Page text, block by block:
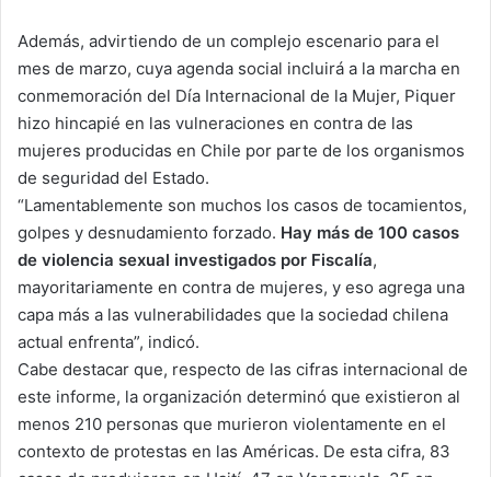
Además, advirtiendo de un complejo escenario para el
mes de marzo, cuya agenda social incluirá a la marcha en
conmemoración del Día Internacional de la Mujer, Piquer
hizo hincapié en las vulneraciones en contra de las
mujeres producidas en Chile por parte de los organismos
de seguridad del Estado.
“Lamentablemente son muchos los casos de tocamientos,
golpes y desnudamiento forzado. Hay más de 100 casos
de violencia sexual investigados por Fiscalía,
mayoritariamente en contra de mujeres, y eso agrega una
capa más a las vulnerabilidades que la sociedad chilena
actual enfrenta”, indicó.
Cabe destacar que, respecto de las cifras internacional de
este informe, la organización determinó que existieron al
menos 210 personas que murieron violentamente en el
contexto de protestas en las Américas. De esta cifra, 83